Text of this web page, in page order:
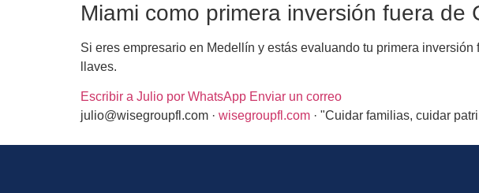
Miami como primera inversión fuera de
Si eres empresario en Medellín y estás evaluando tu primera
llaves.
Escribir a Julio por WhatsApp Enviar un correo
julio@wisegroupfl.com · wisegroupfl.com · "Cuidar familias, cuidar